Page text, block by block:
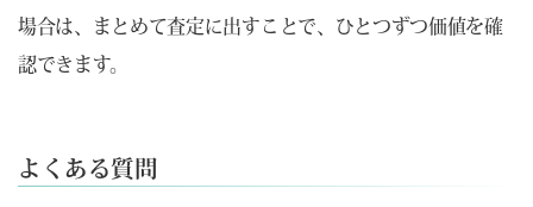
場合は、まとめて査定に出すことで、ひとつずつ価値を確
認できます。
よくある質問